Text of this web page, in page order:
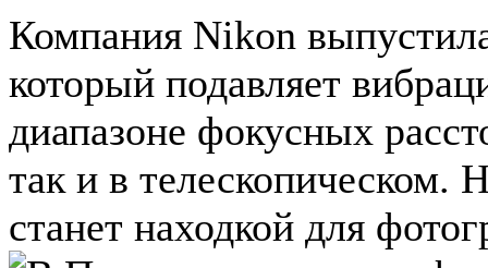
Компания Nikоn
который подавляет
диапазоне фокусных
так и в телескопическом.
станет находкой для